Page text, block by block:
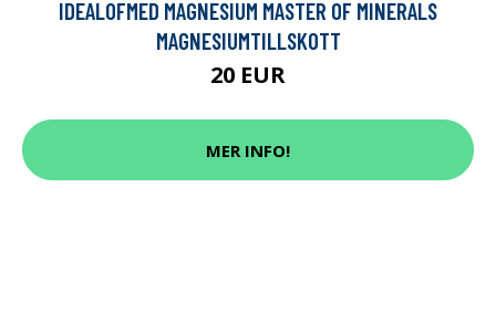
IDEALOFMED MAGNESIUM MASTER OF MINERALS
MAGNESIUMTILLSKOTT
20 EUR
MER INFO!